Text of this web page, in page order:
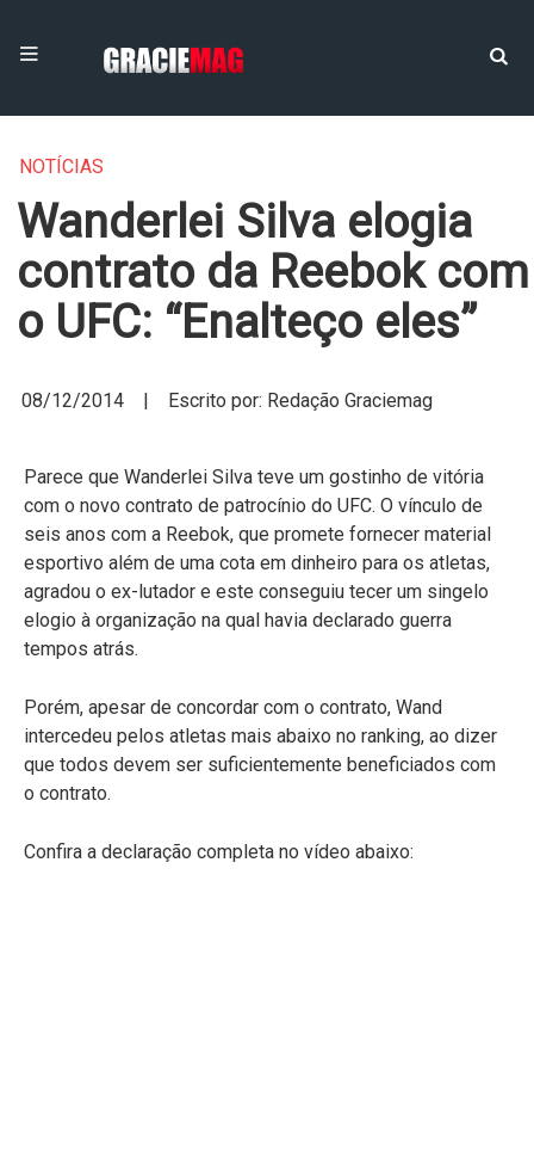
NOTÍCIAS
Wanderlei Silva elogia
contrato da Reebok com
o UFC: “Enalteço eles”
08/12/2014 | Escrito por: Redação Graciemag
Parece que Wanderlei Silva teve um gostinho de vitória
com o novo contrato de patrocínio do UFC. O vínculo de
seis anos com a Reebok, que promete fornecer material
esportivo além de uma cota em dinheiro para os atletas,
agradou o ex-lutador e este conseguiu tecer um singelo
elogio à organização na qual havia declarado guerra
tempos atrás.
Porém, apesar de concordar com o contrato, Wand
intercedeu pelos atletas mais abaixo no ranking, ao dizer
que todos devem ser suficientemente beneficiados com
o contrato.
Confira a declaração completa no vídeo abaixo: